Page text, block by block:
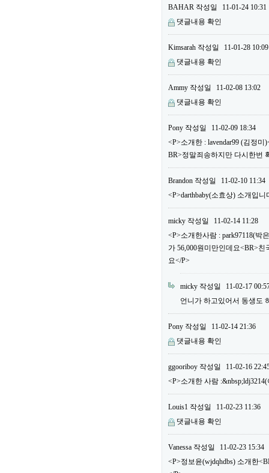
BAHAR 작성일
11-01-24 10:31
댓글내용 확인
Kimsarah 작성일
11-01-28 10:09
댓글내용 확인
Ammy 작성일
11-02-08 13:02
댓글내용 확인
Pony 작성일
11-02-09 18:34
<P>소개한 : lavendar99 (김정
BR>정말죄송하지만 다시한번
Brandon 작성일
11-02-10 11:34
<P>darthbaby(소효상) 소개입니
micky 작성일
11-02-14 11:28
<P>소개한사람 : park97118(박
가 56,000원미만인데요<BR>
요</P>
micky 작성일
11-02-17
언니가 하고있어서 동생도
Pony 작성일
11-02-14 21:36
댓글내용 확인
ggooriboy 작성일
11-02-16
<P>소개한 사람
Louis1 작성일
11-02-23 11:36
댓글내용 확인
Vanessa 작성일
11-02-23 15:34
<P>정보윤(wjdqhdbs) 소개한